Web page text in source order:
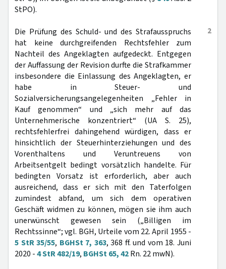
StPO).
2
Die Prüfung des Schuld- und des Strafausspruchs
hat keine durchgreifenden Rechtsfehler zum
Nachteil des Angeklagten aufgedeckt. Entgegen
der Auffassung der Revision durfte die Strafkammer
insbesondere die Einlassung des Angeklagten, er
habe in Steuer- und
Sozialversicherungsangelegenheiten „Fehler in
Kauf genommen“ und „sich mehr auf das
Unternehmerische konzentriert“ (UA S. 25),
rechtsfehlerfrei dahingehend würdigen, dass er
hinsichtlich der Steuerhinterziehungen und des
Vorenthaltens und Veruntreuens von
Arbeitsentgelt bedingt vorsätzlich handelte. Für
bedingten Vorsatz ist erforderlich, aber auch
ausreichend, dass er sich mit den Taterfolgen
zumindest abfand, um sich dem operativen
Geschäft widmen zu können, mögen sie ihm auch
unerwünscht gewesen sein („Billigen im
Rechtssinne“; vgl. BGH, Urteile vom 22. April 1955 -
5 StR 35/55, BGHSt 7, 363, 368 ff. und vom 18. Juni
2020 -4 StR 482/19, BGHSt 65, 42Rn. 22 mwN).